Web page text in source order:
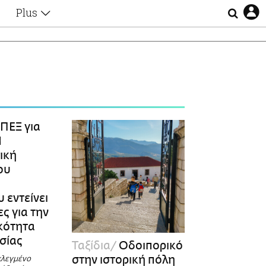
Plus
Οι Αθηναίοι
για
για την
Ταξίδια Οδοιπορικό
στην ιστορική πόλη